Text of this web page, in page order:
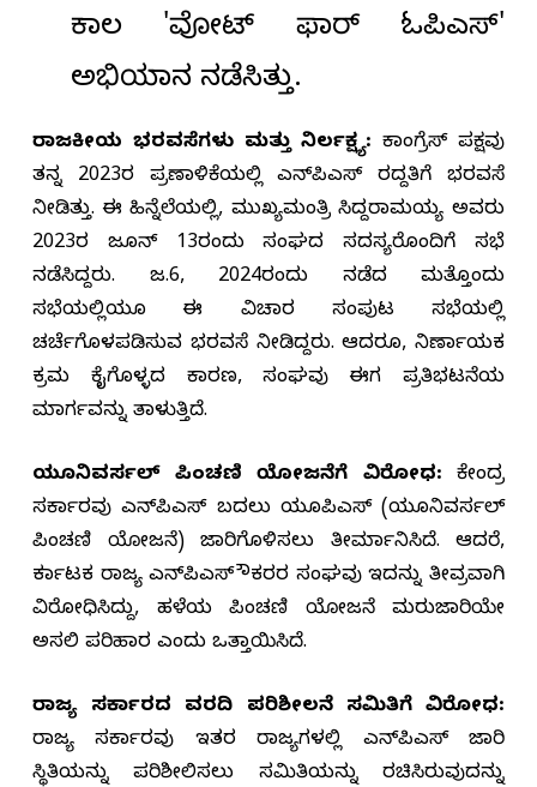
ಕಾಲ 'ವೋಟ್ ಫಾರ್ ಓಪಿಎಸ್'
ಅಭಿಯಾನ ನಡೆಸಿತ್ತು.
ರಾಜಕೀಯ ಭರವಸೆಗಳು ಮತ್ತು ನಿರ್ಲಕ್ಷ್ಯ: ಕಾಂಗ್ರೆಸ್ ಪಕ್ಷವು
ತನ್ನ 2023ರ ಪ್ರಣಾಳಿಕೆಯಲ್ಲಿ ಎನ್‌ಪಿಎಸ್ ರದ್ದತಿಗೆ ಭರವಸೆ
ನೀಡಿತ್ತು. ಈ ಹಿನ್ನೆಲೆಯಲ್ಲಿ, ಮುಖ್ಯಮಂತ್ರಿ ಸಿದ್ದರಾಮಯ್ಯ ಅವರು
2023ರ ಜೂನ್ 13ರಂದು ಸಂಘದ ಸದಸ್ಯರೊಂದಿಗೆ ಸಭೆ
ನಡೆಸಿದ್ದರು. ಜ.6, 2024ರಂದು ನಡೆದ ಮತ್ತೊಂದು
ಸಭೆಯಲ್ಲಿಯೂ ಈ ವಿಚಾರ ಸಂಪುಟ ಸಭೆಯಲ್ಲಿ
ಚರ್ಚೆಗೊಳಪಡಿಸುವ ಭರವಸೆ ನೀಡಿದ್ದರು. ಆದರೂ, ನಿರ್ಣಾಯಕ
ಕ್ರಮ ಕೈಗೊಳ್ಳದ ಕಾರಣ, ಸಂಘವು ಈಗ ಪ್ರತಿಭಟನೆಯ
ಮಾರ್ಗವನ್ನು ತಾಳುತ್ತಿದೆ.
ಯೂನಿವರ್ಸಲ್ ಪಿಂಚಣಿ ಯೋಜನೆಗೆ ವಿರೋಧ: ಕೇಂದ್ರ
ಸರ್ಕಾರವು ಎನ್‌ಪಿಎಸ್ ಬದಲು ಯೂಪಿಎಸ್ (ಯೂನಿವರ್ಸಲ್
ಪಿಂಚಣಿ ಯೋಜನೆ) ಜಾರಿಗೊಳಿಸಲು ತೀರ್ಮಾನಿಸಿದೆ. ಆದರೆ,
ಕರ್ನಾಟಕ ರಾಜ್ಯ ಎನ್‌ಪಿಎಸ್ ನೌಕರರ ಸಂಘವು ಇದನ್ನು ತೀವ್ರವಾಗಿ
ವಿರೋಧಿಸಿದ್ದು, ಹಳೆಯ ಪಿಂಚಣಿ ಯೋಜನೆ ಮರುಜಾರಿಯೇ
ಅಸಲಿ ಪರಿಹಾರ ಎಂದು ಒತ್ತಾಯಿಸಿದೆ.
ರಾಜ್ಯ ಸರ್ಕಾರದ ವರದಿ ಪರಿಶೀಲನೆ ಸಮಿತಿಗೆ ವಿರೋಧ:
ರಾಜ್ಯ ಸರ್ಕಾರವು ಇತರ ರಾಜ್ಯಗಳಲ್ಲಿ ಎನ್‌ಪಿಎಸ್ ಜಾರಿ
ಸ್ಥಿತಿಯನ್ನು ಪರಿಶೀಲಿಸಲು ಸಮಿತಿಯನ್ನು ರಚಿಸಿರುವುದನ್ನು